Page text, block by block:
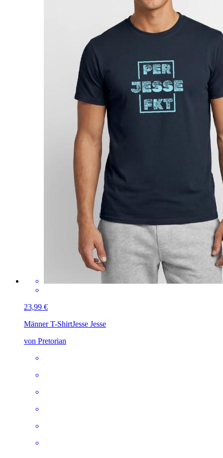
23,99 €
Männer T-ShirtJesse Jesse
von Pretorian